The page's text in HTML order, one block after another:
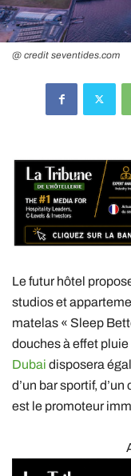
@ credit seventides.com
Le futur hôtel
studios et
matelas « Sleep
douches à effet
Dubai disposera
d’un bar sportif,
est le promoteur